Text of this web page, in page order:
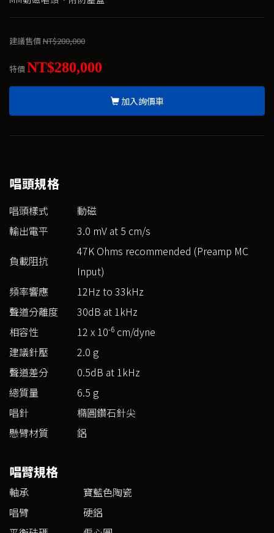
建議售價NT$280,000
特價NT$280,000
加入詢價車
唱頭規格
唱頭樣式
動磁
輸出電平
3.0 mV at 5 cm/s
負載阻抗
47K Ohms recommended (Preamp MC
Input)
頻率響應
12Hz to 33kHz
聲道分離度
30dB at 1kHz
相容性
12 x 10-6 cm/dyne
建議針壓
2.0 g
聲道差分
0.5dB at 1kHz
總質量
6.5 g
唱針
橢圓鑽石針尖
懸臂材質
鋁
唱臂規格
軸承
寶藍色陶瓷
唱臂
硬鋁